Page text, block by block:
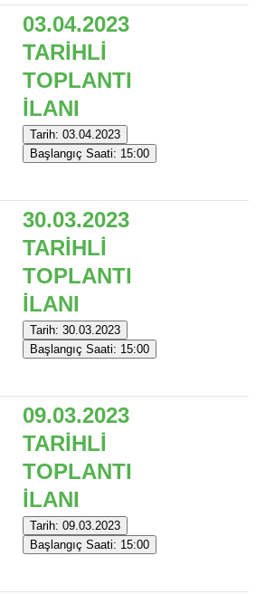
03.04.2023
TARİHLİ
TOPLANTI
İLANI
Tarih: 03.04.2023
Başlangıç Saati: 15:00
30.03.2023
TARİHLİ
TOPLANTI
İLANI
Tarih: 30.03.2023
Başlangıç Saati: 15:00
09.03.2023
TARİHLİ
TOPLANTI
İLANI
Tarih: 09.03.2023
Başlangıç Saati: 15:00